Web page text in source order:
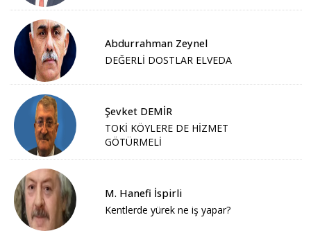
Abdurrahman Zeynel
DEĞERLİ DOSTLAR ELVEDA
Şevket DEMİR
TOKİ KÖYLERE DE HİZMET
GÖTÜRMELİ
M. Hanefi İspirli
Kentlerde yürek ne iş yapar?